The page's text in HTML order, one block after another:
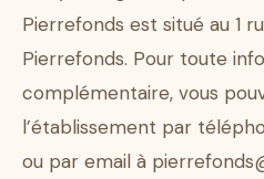
Pierrefonds est situé au 1
Pierrefonds. Pour toute
complémentaire, vous
l’établissement par
ou par email à